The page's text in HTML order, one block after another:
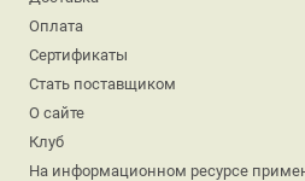
Оплата
Сертификаты
Стать поставщиком
О сайте
Клуб
На информационном ресурсе